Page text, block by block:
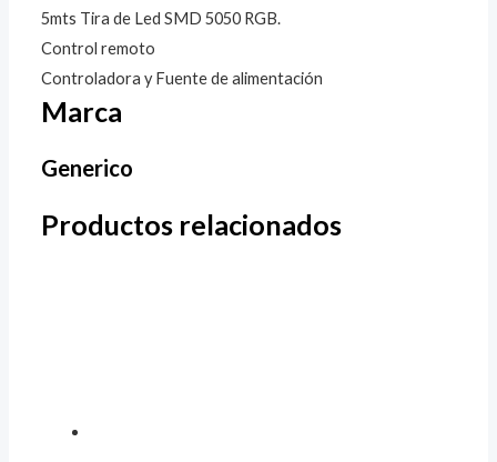
5mts Tira de Led SMD 5050 RGB.
Control remoto
Controladora y Fuente de alimentación
Marca
Generico
Productos relacionados